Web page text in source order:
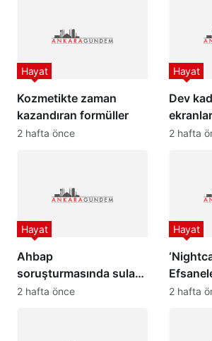
Kozmetikte zaman
kazandıran formüller
Hayat
2 hafta önce
Dev
Kahve
Hayat
2 hafta
Ahbap
soruşturmasında sular
durulmuyor: Hayko
Hayat
2 hafta önce
Hayat
2 hafta